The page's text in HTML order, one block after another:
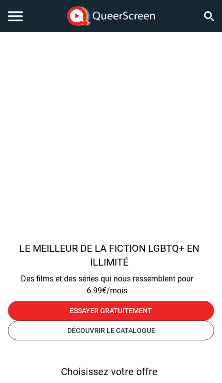
LE MEILLEUR DE LA FICTION LGBTQ+ EN
ILLIMITÉ
Des films et des séries qui nous ressemblent pour
6.99€/mois
ESSAYER GRATUITEMENT
DÉCOUVRIR LE CATALOGUE
Choisissez votre offre